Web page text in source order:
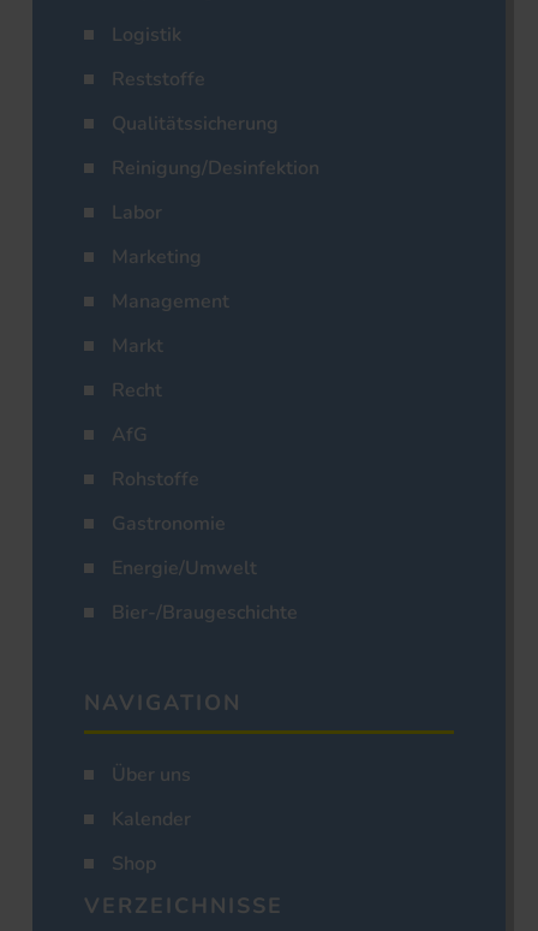
Logistik
Reststoffe
Qualitätssicherung
Reinigung/Desinfektion
Labor
Marketing
Management
Markt
Recht
AfG
Rohstoffe
Gastronomie
Energie/Umwelt
Bier-/Braugeschichte
NAVIGATION
Über uns
Kalender
Shop
VERZEICHNISSE